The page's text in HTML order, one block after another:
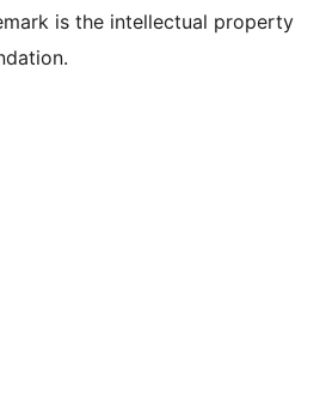
is the intellectual property